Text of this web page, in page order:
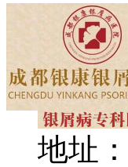
地址